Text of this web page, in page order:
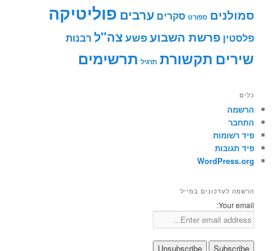
סמולנים ספורט סקרים ערבים פוליטיקה
פלסטין פרשת השבועפשעצה"ל רבנות
שירים תקשורת תרגיל תרשימים
כלים
הרשמה
התחבר
פיד רשומות
פיד תגובות
WordPress.org
הרשמה לעדכונים במייל
Your email: